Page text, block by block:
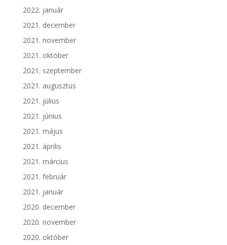
2022. január
2021. december
2021. november
2021. október
2021. szeptember
2021. augusztus
2021. július
2021. június
2021. május
2021. április
2021. március
2021. február
2021. január
2020. december
2020. november
2020. október